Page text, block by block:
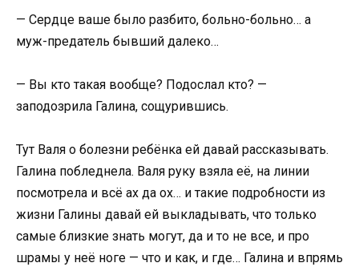
— Сердце ваше было разбито, больно-больно… а
муж-предатель бывший далеко…
— Вы кто такая вообще? Подослал кто? —
заподозрила Галина, сощурившись.
Тут Валя о болезни ребёнка ей давай рассказывать.
Галина побледнела. Валя руку взяла её, на линии
посмотрела и всё ах да ох… и такие подробности из
жизни Галины давай ей выкладывать, что только
самые близкие знать могут, да и то не все, и про
шрамы у неё ноге — что и как, и где… Галина и впрямь